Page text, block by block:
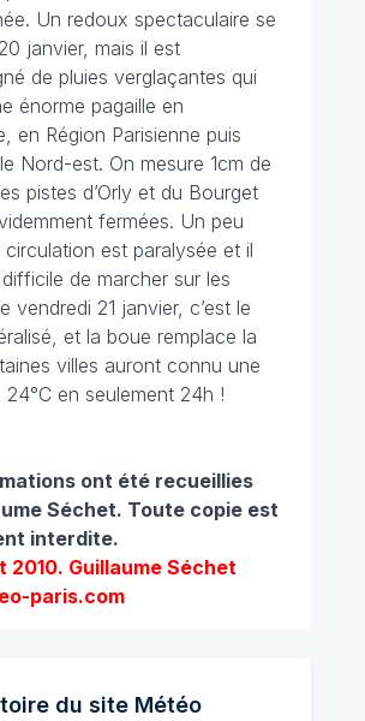
Un redoux spectaculaire se
janvier, mais il est
de pluies verglaçantes qui
énorme pagaille en
en Région Parisienne puis
Nord-est. On mesure 1cm de
pistes d’Orly et du Bourget
fermées. Un peu
est paralysée et il
de marcher sur les
vendredi 21 janvier, c’est le
et la boue remplace la
villes auront connu une
24°C en seulement 24h !
ont été recueillies
Séchet. Toute copie est
interdite.
2010. Guillaume Séchet
paris.com
du site Météo